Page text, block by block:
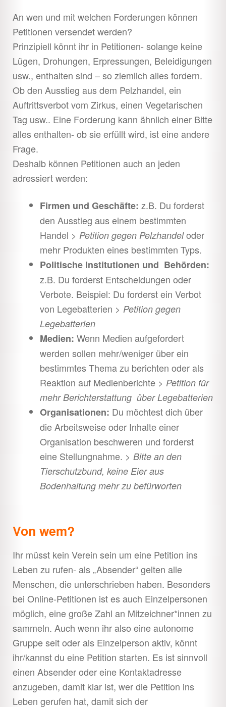
An wen und mit welchen Forderungen können
Petitionen versendet werden?
Prinzipiell könnt ihr in Petitionen- solange keine
Lügen, Drohungen, Erpressungen, Beleidigungen
usw., enthalten sind – so ziemlich alles fordern.
Ob den Ausstieg aus dem Pelzhandel, ein
Auftrittsverbot vom Zirkus, einen Vegetarischen
Tag usw.. Eine Forderung kann ähnlich einer Bitte
alles enthalten- ob sie erfüllt wird, ist eine andere
Frage.
Deshalb können Petitionen auch an jeden
adressiert werden:
Firmen und Geschäfte: z.B. Du forderst
den Ausstieg aus einem bestimmten
Handel > Petition gegen Pelzhandeloder
mehr Produkten eines bestimmten Typs.
Politische Institutionen und Behörden:
z.B. Du forderst Entscheidungen oder
Verbote. Beispiel: Du forderst ein Verbot
von Legebatterien > Petition gegen
Legebatterien
Medien: Wenn Medien aufgefordert
werden sollen mehr/weniger über ein
bestimmtes Thema zu berichten oder als
Reaktion auf Medienberichte > Petition für
mehr Berichterstattung über Legebatterien
Organisationen: Du möchtest dich über
die Arbeitsweise oder Inhalte einer
Organisation beschweren und forderst
eine Stellungnahme. > Bitte an den
Tierschutzbund, keine Eier aus
Bodenhaltung mehr zu befürworten
Von wem?
Ihr müsst kein Verein sein um eine Petition ins
Leben zu rufen- als „Absender“ gelten alle
Menschen, die unterschrieben haben. Besonders
bei Online-Petitionen ist es auch Einzelpersonen
möglich, eine große Zahl an Mitzeichner*innen zu
sammeln. Auch wenn ihr also eine autonome
Gruppe seit oder als Einzelperson aktiv, könnt
ihr/kannst du eine Petition starten. Es ist sinnvoll
einen Absender oder eine Kontaktadresse
anzugeben, damit klar ist, wer die Petition ins
Leben gerufen hat, damit sich der